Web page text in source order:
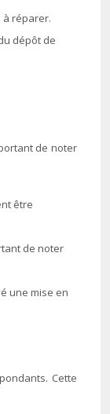
à réparer.
dépôt de
de noter
être
de noter
une mise en
Cette